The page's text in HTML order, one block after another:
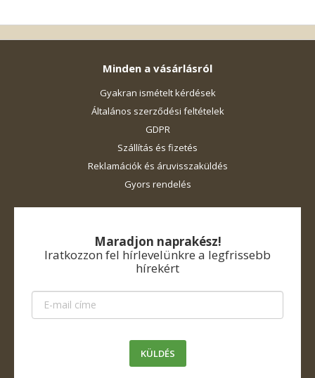
Minden a vásárlásról
Gyakran ismételt kérdések
Általános szerződési feltételek
GDPR
Szállítás és fizetés
Reklamációk és áruvisszaküldés
Gyors rendelés
Maradjon naprakész!
Iratkozzon fel hírlevelünkre a legfrissebb
hírekért
KÜLDÉS